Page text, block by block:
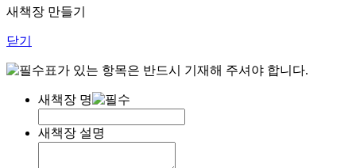
새책장 만들기
닫기
표가 있는 항목은 반드시 기재해 주셔야 합니다.
새책장 명
새책장 설명